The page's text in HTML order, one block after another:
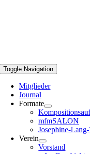
Toggle Navigation
Mitglieder
Journal
Formate
mfmSALON
Josephine-
Verein
Vorstand